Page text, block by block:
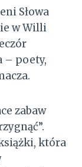
Słowa
w Willi
– poety,
zabaw
która